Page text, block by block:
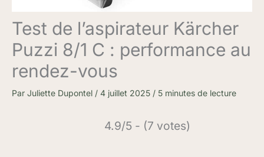
Test de l’aspirateur Kärcher
Puzzi 8/1 C : performance au
rendez-vous
Par Juliette Dupontel / 4 juillet 2025 / 5 minutes de lecture
4.9/5 - (7 votes)